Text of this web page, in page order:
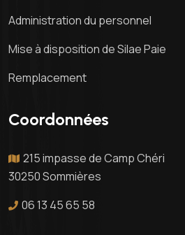
Administration du personnel
Mise à disposition de Silae Paie
Remplacement
Coordonnées
215 impasse de Camp Chéri
30250 Sommières
06 13 45 65 58